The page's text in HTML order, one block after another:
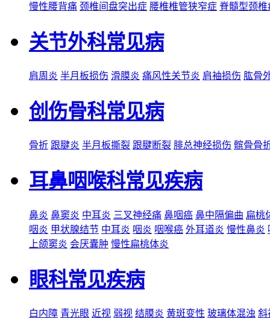
慢性腰背痛 颈椎间盘突出症 腰椎椎管狭窄症 脊髓型颈椎
关节外科常见病
肩周炎 半月板损伤 滑膜炎 痛风性关节炎 肩袖损伤 肱骨
创伤骨科常见病
骨折 跟腱炎 半月板撕裂 跟腱断裂 腓总神经损伤 髌骨骨
耳鼻咽喉科常见疾病
鼻炎 鼻窦炎 中耳炎 三叉神经痛 鼻咽癌 鼻中隔偏曲 扁桃
咽炎 甲状腺结节 中耳炎 咽炎 咽喉癌 外耳道炎 慢性鼻炎
上颌窦炎 会厌囊肿 慢性扁桃体炎
眼科常见疾病
白内障 青光眼 近视 弱视 结膜炎 黄斑变性 玻璃体混浊 斜